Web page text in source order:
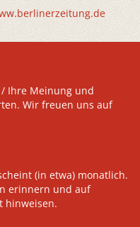
Ihre Meinung und
Wir freuen uns auf
(in etwa) monatlich.
erinnern und auf
hinweisen.